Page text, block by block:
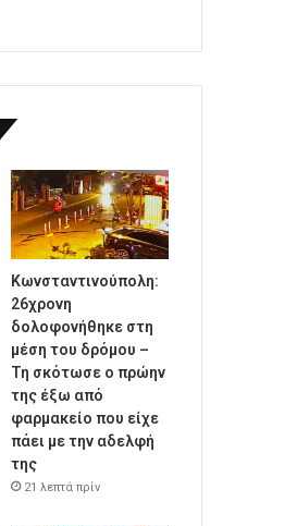
Κωνσταντινούπολη:
26χρονη
δολοφονήθηκε στη
μέση του δρόμου –
Τη σκότωσε ο πρώην
της έξω από
φαρμακείο που είχε
πάει με την αδελφή
της
21 λεπτά πρίν